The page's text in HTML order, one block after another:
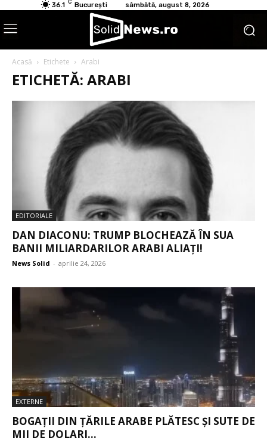
36.1 C București sâmbătă, august 8, 2026
Acasă Etichete Arabi
ETICHETĂ: ARABI
EDITORIALE
DAN DIACONU: TRUMP BLOCHEAZĂ ÎN SUA
BANII MILIARDARILOR ARABI ALIAȚI!
News Solid - aprilie 24, 2026
EXTERNE
BOGAȚII DIN ȚĂRILE ARABE PLĂTESC ȘI SUTE DE
MII DE DOLARI...